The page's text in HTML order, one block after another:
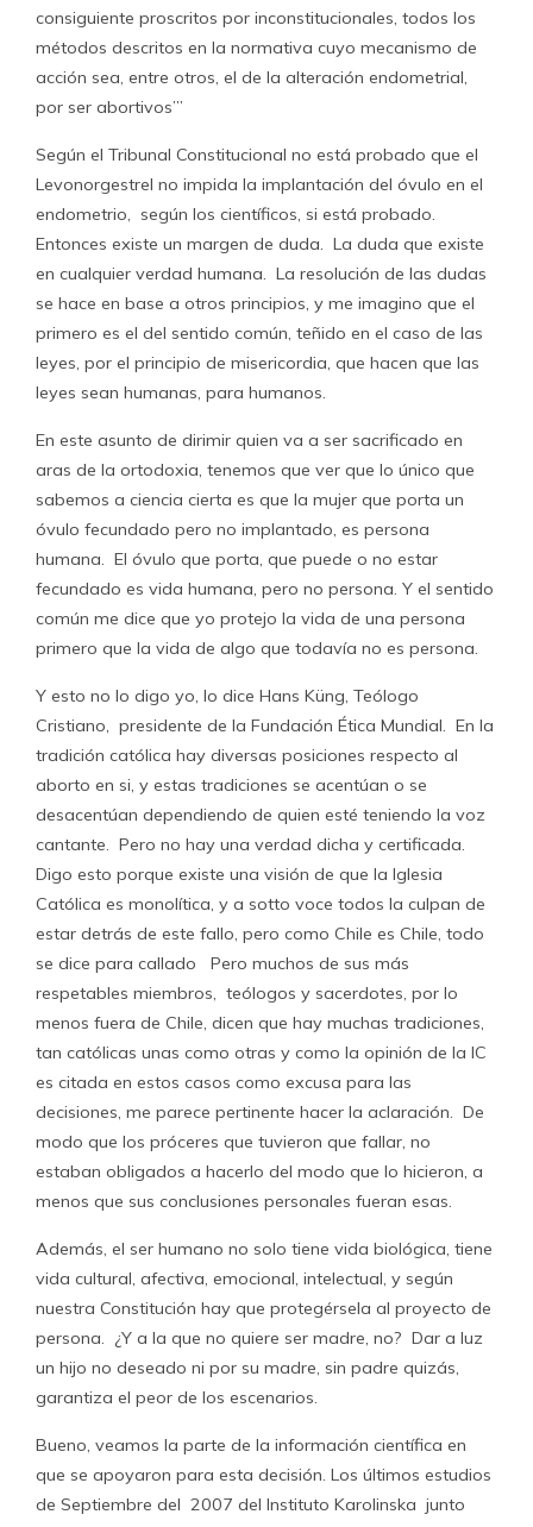
consiguiente proscritos por inconstitucionales, todos los
métodos descritos en la normativa cuyo mecanismo de
acción sea, entre otros, el de la alteración endometrial,
por ser abortivos’”
Según el Tribunal Constitucional no está probado que el
Levonorgestrel no impida la implantación del óvulo en el
endometrio, según los científicos, si está probado.
Entonces existe un margen de duda. La duda que existe
en cualquier verdad humana. La resolución de las dudas
se hace en base a otros principios, y me imagino que el
primero es el del sentido común, teñido en el caso de las
leyes, por el principio de misericordia, que hacen que las
leyes sean humanas, para humanos.
En este asunto de dirimir quien va a ser sacrificado en
aras de la ortodoxia, tenemos que ver que lo único que
sabemos a ciencia cierta es que la mujer que porta un
óvulo fecundado pero no implantado, es persona
humana. El óvulo que porta, que puede o no estar
fecundado es vida humana, pero no persona. Y el sentido
común me dice que yo protejo la vida de una persona
primero que la vida de algo que todavía no es persona.
Y esto no lo digo yo, lo dice Hans Küng, Teólogo
Cristiano, presidente de la Fundación Ética Mundial. En la
tradición católica hay diversas posiciones respecto al
aborto en si, y estas tradiciones se acentúan o se
desacentúan dependiendo de quien esté teniendo la voz
cantante. Pero no hay una verdad dicha y certificada.
Digo esto porque existe una visión de que la Iglesia
Católica es monolítica, y a sotto voce todos la culpan de
estar detrás de este fallo, pero como Chile es Chile, todo
se dice para callado Pero muchos de sus más
respetables miembros, teólogos y sacerdotes, por lo
menos fuera de Chile, dicen que hay muchas tradiciones,
tan católicas unas como otras y como la opinión de la IC
es citada en estos casos como excusa para las
decisiones, me parece pertinente hacer la aclaración. De
modo que los próceres que tuvieron que fallar, no
estaban obligados a hacerlo del modo que lo hicieron, a
menos que sus conclusiones personales fueran esas.
Además, el ser humano no solo tiene vida biológica, tiene
vida cultural, afectiva, emocional, intelectual, y según
nuestra Constitución hay que protegérsela al proyecto de
persona. ¿Y a la que no quiere ser madre, no? Dar a luz
un hijo no deseado ni por su madre, sin padre quizás,
garantiza el peor de los escenarios.
Bueno, veamos la parte de la información científica en
que se apoyaron para esta decisión. Los últimos estudios
de Septiembre del 2007 del Instituto Karolinska junto